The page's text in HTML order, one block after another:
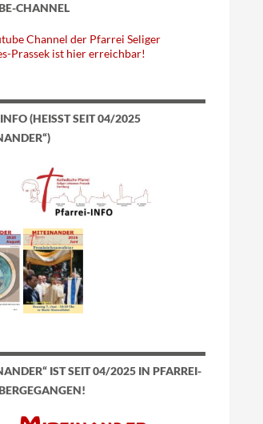
CHANNEL
Channel der Pfarrei Seliger
Prassek ist hier erreichbar!
(HEISST SEIT 04/2025 „
IST SEIT 04/2025 IN PFARREI-